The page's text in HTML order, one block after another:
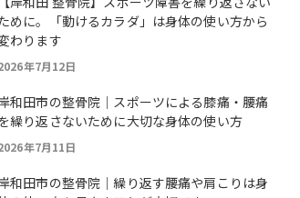
めに。「動けるカラダ」は身体の使い方から
わります
年7月12日
和田市の整骨院｜スポーツによる膝痛・腰痛
繰り返さないために大切な身体の使い方
年7月11日
和田市の整骨院｜繰り返す腰痛や肩こりは身